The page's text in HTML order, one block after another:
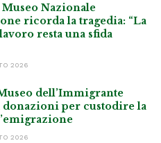
Nazionale
ricorda la tragedia: “La
resta una sfida
2026
dell’Immigrante
donazioni per custodire la
2026